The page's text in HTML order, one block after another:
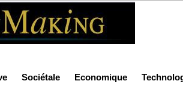
Sociétale Economique